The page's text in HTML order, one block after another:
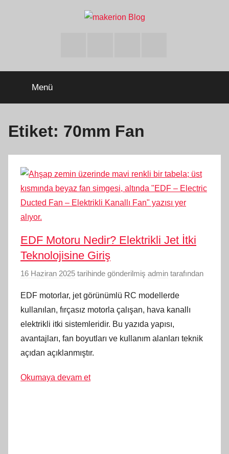
Menü
Etiket: 70mm Fan
EDF Motoru Nedir? Elektrikli Jet İtki
Teknolojisine Giriş
16 Haziran 2025 tarihinde gönderilmiş admin tarafından
EDF motorlar, jet görünümlü RC modellerde
kullanılan, fırçasız motorla çalışan, hava kanallı
elektrikli itki sistemleridir. Bu yazıda yapısı,
avantajları, fan boyutları ve kullanım alanları teknik
açıdan açıklanmıştır.
Okumaya devam et